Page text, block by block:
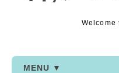
Welcome
MENU ▼